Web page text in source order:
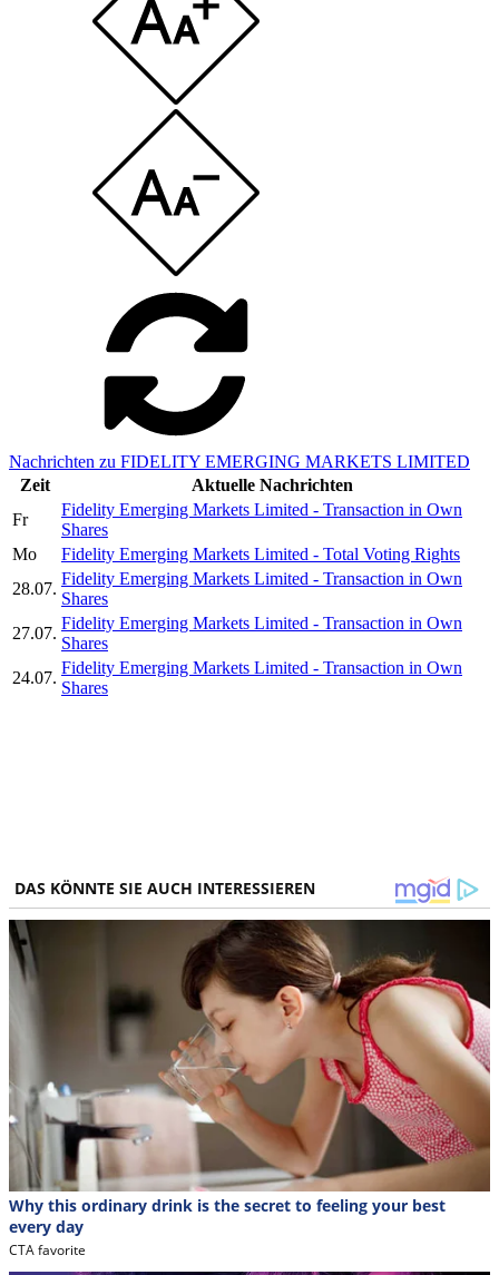
Nachrichten zu FIDELITY EMERGING MARKETS LIMITED
Zeit
Aktuelle Nachrichten
Fr
Fidelity Emerging Markets Limited - Transaction in Own
Shares
Mo
Fidelity Emerging Markets Limited - Total Voting Rights
28.07.
Fidelity Emerging Markets Limited - Transaction in Own
Shares
27.07.
Fidelity Emerging Markets Limited - Transaction in Own
Shares
24.07.
Fidelity Emerging Markets Limited - Transaction in Own
Shares